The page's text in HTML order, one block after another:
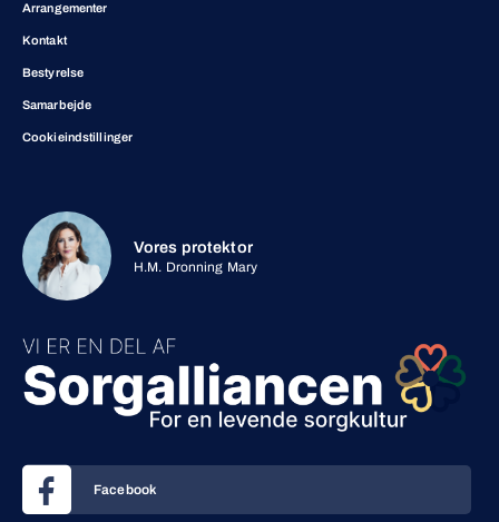
Arrangementer
Kontakt
Bestyrelse
Samarbejde
Cookieindstillinger
Vores protektor
H.M. Dronning Mary
Facebook